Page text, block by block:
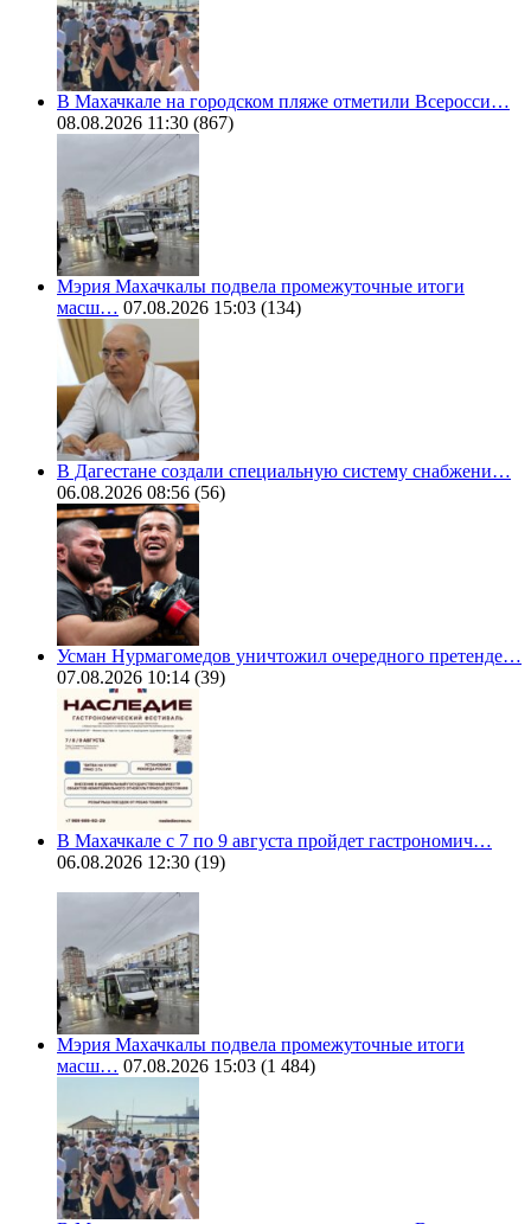
В Махачкале на городском пляже отметили Всеросси…
08.08.2026 11:30 (867)
Мэрия Махачкалы подвела промежуточные итоги
масш… 07.08.2026 15:03 (134)
В Дагестане создали специальную систему снабжени…
06.08.2026 08:56 (56)
Усман Нурмагомедов уничтожил очередного претенде…
07.08.2026 10:14 (39)
В Махачкале с 7 по 9 августа пройдет гастрономич…
06.08.2026 12:30 (19)
Мэрия Махачкалы подвела промежуточные итоги
масш… 07.08.2026 15:03 (1 484)